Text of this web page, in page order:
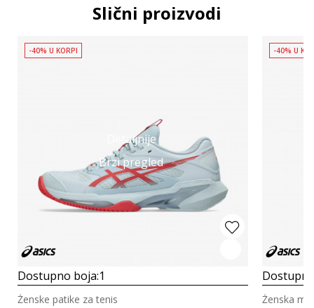
Slični proizvodi
Detaljnije
Brzi pregled
-40% U KORPI
Dostupno boja:1
Ženske patike za tenis
-40% U
Ženska